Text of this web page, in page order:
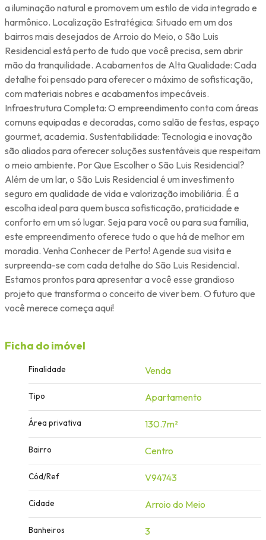
a iluminação natural e promovem um estilo de vida integrado e
harmônico. Localização Estratégica: Situado em um dos
bairros mais desejados de Arroio do Meio, o São Luis
Residencial está perto de tudo que você precisa, sem abrir
mão da tranquilidade. Acabamentos de Alta Qualidade: Cada
detalhe foi pensado para oferecer o máximo de sofisticação,
com materiais nobres e acabamentos impecáveis.
Infraestrutura Completa: O empreendimento conta com áreas
comuns equipadas e decoradas, como salão de festas, espaço
gourmet, academia. Sustentabilidade: Tecnologia e inovação
são aliados para oferecer soluções sustentáveis que respeitam
o meio ambiente. Por Que Escolher o São Luis Residencial?
Além de um lar, o São Luis Residencial é um investimento
seguro em qualidade de vida e valorização imobiliária. É a
escolha ideal para quem busca sofisticação, praticidade e
conforto em um só lugar. Seja para você ou para sua família,
este empreendimento oferece tudo o que há de melhor em
moradia. Venha Conhecer de Perto! Agende sua visita e
surpreenda-se com cada detalhe do São Luis Residencial.
Estamos prontos para apresentar a você esse grandioso
projeto que transforma o conceito de viver bem. O futuro que
você merece começa aqui!
Ficha do imóvel
Finalidade Venda
Tipo Apartamento
Área privativa 130.7m²
Bairro Centro
Cód/Ref V94743
Cidade Arroio do Meio
Banheiros 3